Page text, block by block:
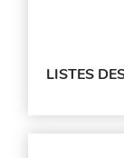
LISTES